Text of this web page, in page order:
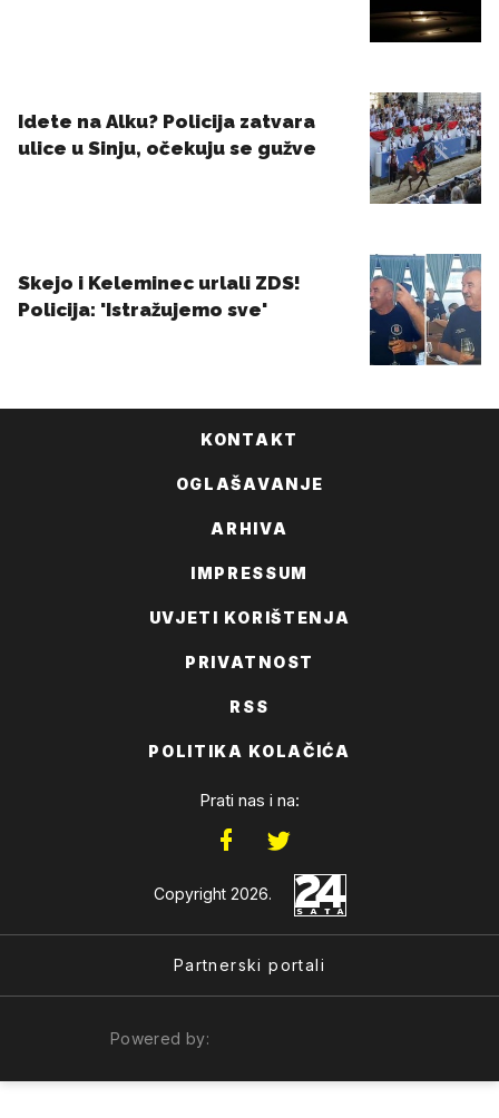
KONTAKT
OGLAŠAVANJE
ARHIVA
IMPRESSUM
UVJETI KORIŠTENJA
PRIVATNOST
RSS
POLITIKA KOLAČIĆA
Prati nas i na:
Copyright 2026.
Partnerski portali
Powered by: